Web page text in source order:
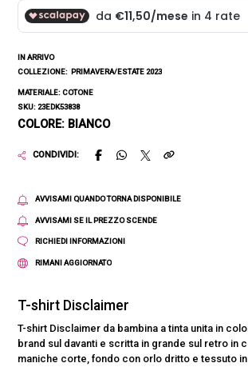
IN ARRIVO
COLLEZIONE: PRIMAVERA/ESTATE 2023
MATERIALE: COTONE
SKU: 23EDK53838
COLORE: BIANCO
CONDIVIDI:
AVVISAMI QUANDO TORNA DISPONIBILE
AVVISAMI SE IL PREZZO SCENDE
RICHIEDI INFORMAZIONI
RIMANI AGGIORNATO
T-shirt Disclaimer
T-shirt Disclaimer da bambina a tinta unita in
brand sul davanti e scritta in grande sul retro
maniche corte, fondo con orlo dritto e tessuto